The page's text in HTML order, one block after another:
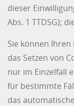
dieser
Abs. 1 TTDSG);
Sie können
das Setzen von
nur im Einzelfall
für bestimmte
das